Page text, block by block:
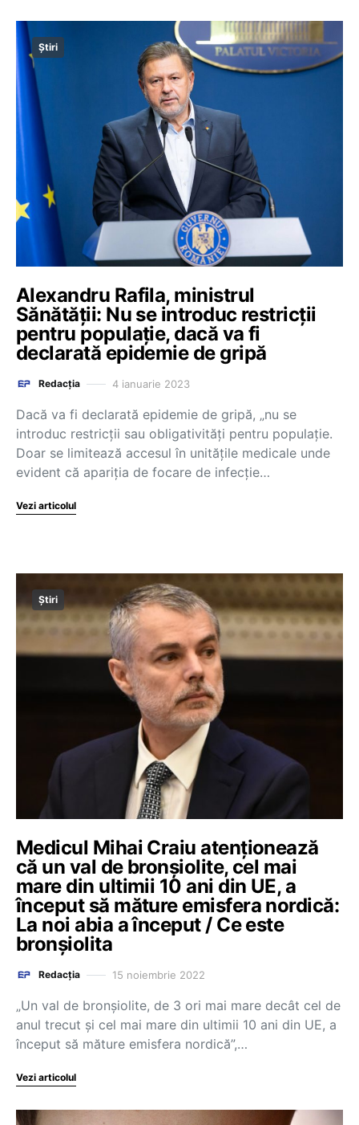
Știri
Alexandru Rafila, ministrul
Sănătății: Nu se introduc restricții
pentru populație, dacă va fi
declarată epidemie de gripă
Redacția 4 ianuarie 2023
Dacă va fi declarată epidemie de gripă, „nu se
introduc restricții sau obligativități pentru populație.
Doar se limitează accesul în unitățile medicale unde
evident că apariția de focare de infecție…
Vezi articolul
Știri
Medicul Mihai Craiu atenționează
că un val de bronșiolite, cel mai
mare din ultimii 10 ani din UE, a
început să măture emisfera nordică:
La noi abia a început / Ce este
bronșiolita
Redacția 15 noiembrie 2022
„Un val de bronșiolite, de 3 ori mai mare decât cel de
anul trecut și cel mai mare din ultimii 10 ani din UE, a
început să măture emisfera nordică”,…
Vezi articolul